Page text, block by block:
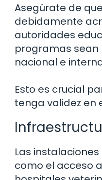
Asegúrate de
debidamente
autoridades
programas sean
nacional e
Esto es crucial
tenga validez en
Las
como el acceso